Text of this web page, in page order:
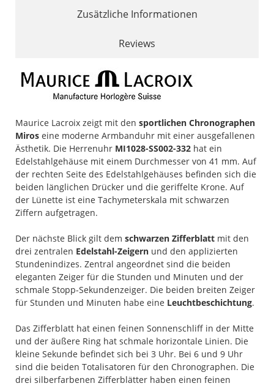
Zusätzliche Informationen
Reviews
Maurice Lacroix zeigt mit den sportlichen Chronographen
Miros eine moderne Armbanduhr mit einer ausgefallenen
Ästhetik. Die Herrenuhr MI1028-SS002-332 hat ein
Edelstahlgehäuse mit einem Durchmesser von 41 mm. Auf
der rechten Seite des Edelstahlgehäuses befinden sich die
beiden länglichen Drücker und die geriffelte Krone. Auf
der Lünette ist eine Tachymeterskala mit schwarzen
Ziffern aufgetragen.
Der nächste Blick gilt dem schwarzen Zifferblatt mit den
drei zentralen Edelstahl-Zeigern und den applizierten
Stundenindizes. Zentral angeordnet sind die beiden
eleganten Zeiger für die Stunden und Minuten und der
schmale Stopp-Sekundenzeiger. Die beiden breiten Zeiger
für Stunden und Minuten habe eine Leuchtbeschichtung.
Das Zifferblatt hat einen feinen Sonnenschliff in der Mitte
und der äußere Ring hat schmale horizontale Linien. Die
kleine Sekunde befindet sich bei 3 Uhr. Bei 6 und 9 Uhr
sind die beiden Totalisatoren für den Chronographen. Die
drei silberfarbenen Zifferblätter haben einen feinen